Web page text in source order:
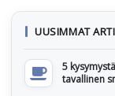
UUSIMMAT
5
tavallinen